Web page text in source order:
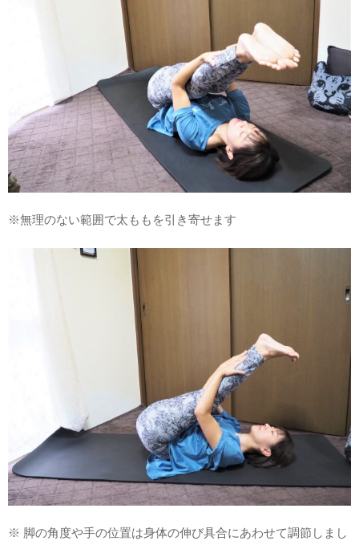
※無理のない範囲で太ももを引き寄せます
※ 脚の角度や手の位置は身体の伸び具合にあわせて調節しまし